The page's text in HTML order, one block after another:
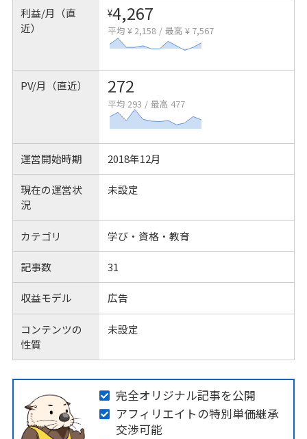
利益/月（直
近）
¥4,267
平均 ¥ 2,158 / 最高 ¥ 7,567
PV/月（直近） 272
平均 293 / 最高 477
運営開始時期 2018年12月
現在の運営状
況
未設定
カテゴリ 学び・資格・教育
記事数 31
収益モデル 広告
コンテンツの
性質
未設定
完全オリジナル記事を公開
アフィリエイトの特別単価継承
交渉可能